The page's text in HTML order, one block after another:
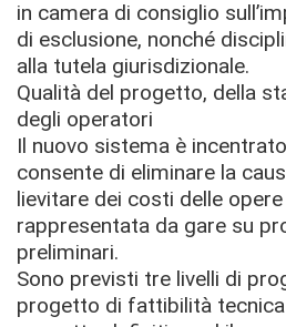
in camera di consiglio
di esclusione, nonché
alla tutela giurisdizionale.
Qualità del progetto, della
degli operatori
Il nuovo sistema è
consente di eliminare la
lievitare dei costi delle
rappresentata da gare su
preliminari.
Sono previsti tre livelli di
progetto di fattibilità